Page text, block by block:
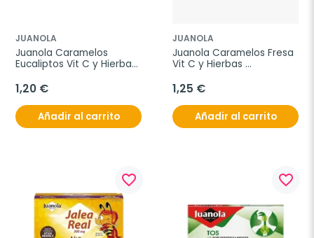
JUANOLA
Juanola Caramelos
Eucaliptos Vit C y Hierbas
1,20 €
Añadir al carrito
JUANOLA
Juanola Caramelos Fresa
Vit C y Hierbas
1,25 €
Añadir al carrito
favorite_border favorite_border